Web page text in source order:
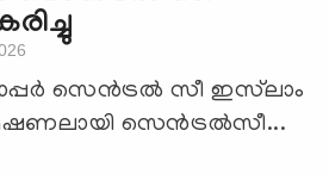
സെന്‍ട്രല്‍ സീ ഇസ്‌ലാം
സെന്‍ട്രല്‍സീ...